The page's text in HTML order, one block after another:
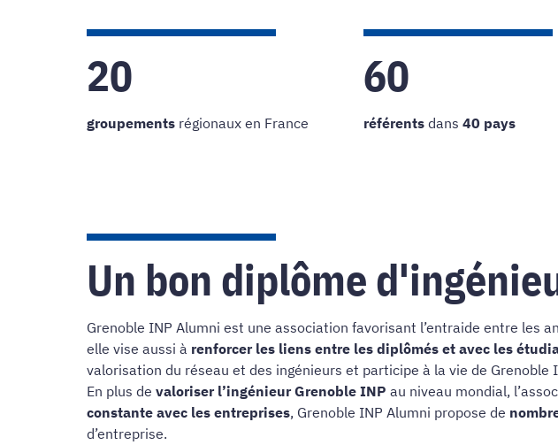
20
groupements régionaux en France
60
référentsdans 40 pays
Un bon diplôme
Grenoble INP Alumni est une association favorisant l’entraide entre les
elle vise aussi à renforcer les liens entre les diplômés et avec les
valorisation du réseau et des ingénieurs et participe à la vie de Grenoble
En plus de valoriser l’ingénieur Grenoble INP au niveau mondial,
constante avec les entreprises, Grenoble INP Alumni propose de
d’entreprise.